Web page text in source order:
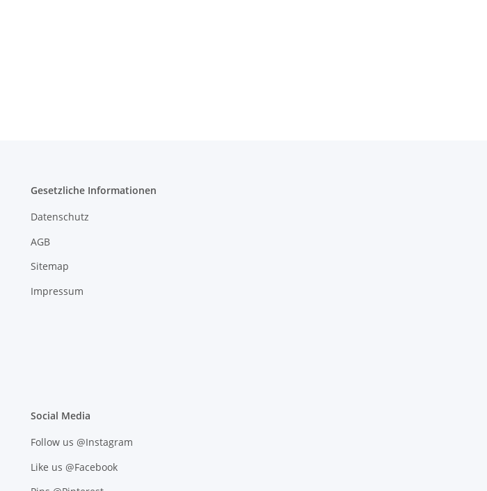
Gesetzliche Informationen
Datenschutz
AGB
Sitemap
Impressum
Social Media
Follow us @Instagram
Like us @Facebook